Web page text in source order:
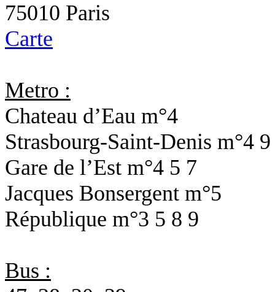
75010 Paris
Carte
Metro :
Chateau d’Eau m°4
Strasbourg-Saint-Denis m°4
Gare de l’Est m°4 5 7
Jacques Bonsergent m°5
République m°3 5 8 9
Bus :